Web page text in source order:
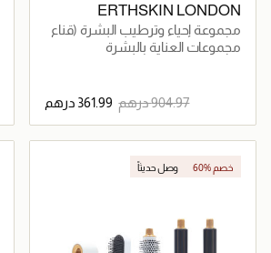
ERTHSKIN LONDON
مجموعة إحياء وترطيب البشرة (قناع
الوجه للعلاج الضوئي لتجديد البشرة +
سيروم حمض الهيالورونيك 60 مل)
مجموعات العناية بالبشرة
⁦904.97⁩ درهم
جاري تحميل التفاصيل
60% خصم وصل حديثاً